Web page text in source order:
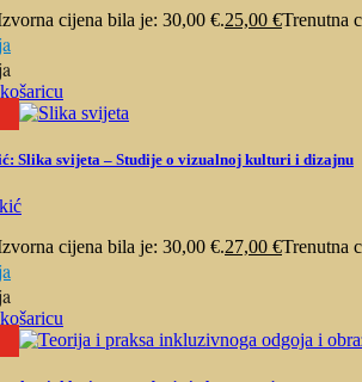
cijena bila je: 30,00 €.25,00 €Trenutna
Slika svijeta – Studije o vizualnoj kulturi i dizajnu
cijena bila je: 30,00 €.27,00 €Trenutna